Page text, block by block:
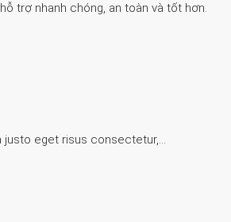
trợ nhanh chóng, an toàn và tốt hơn.
justo eget risus consectetur,…